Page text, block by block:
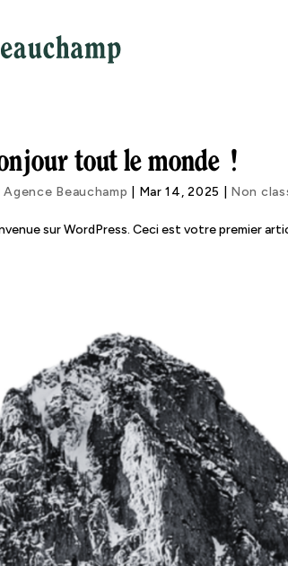
tout le monde !
Agence Beauchamp Mar 14, 2025 Non
sur WordPress. Ceci est votre premier